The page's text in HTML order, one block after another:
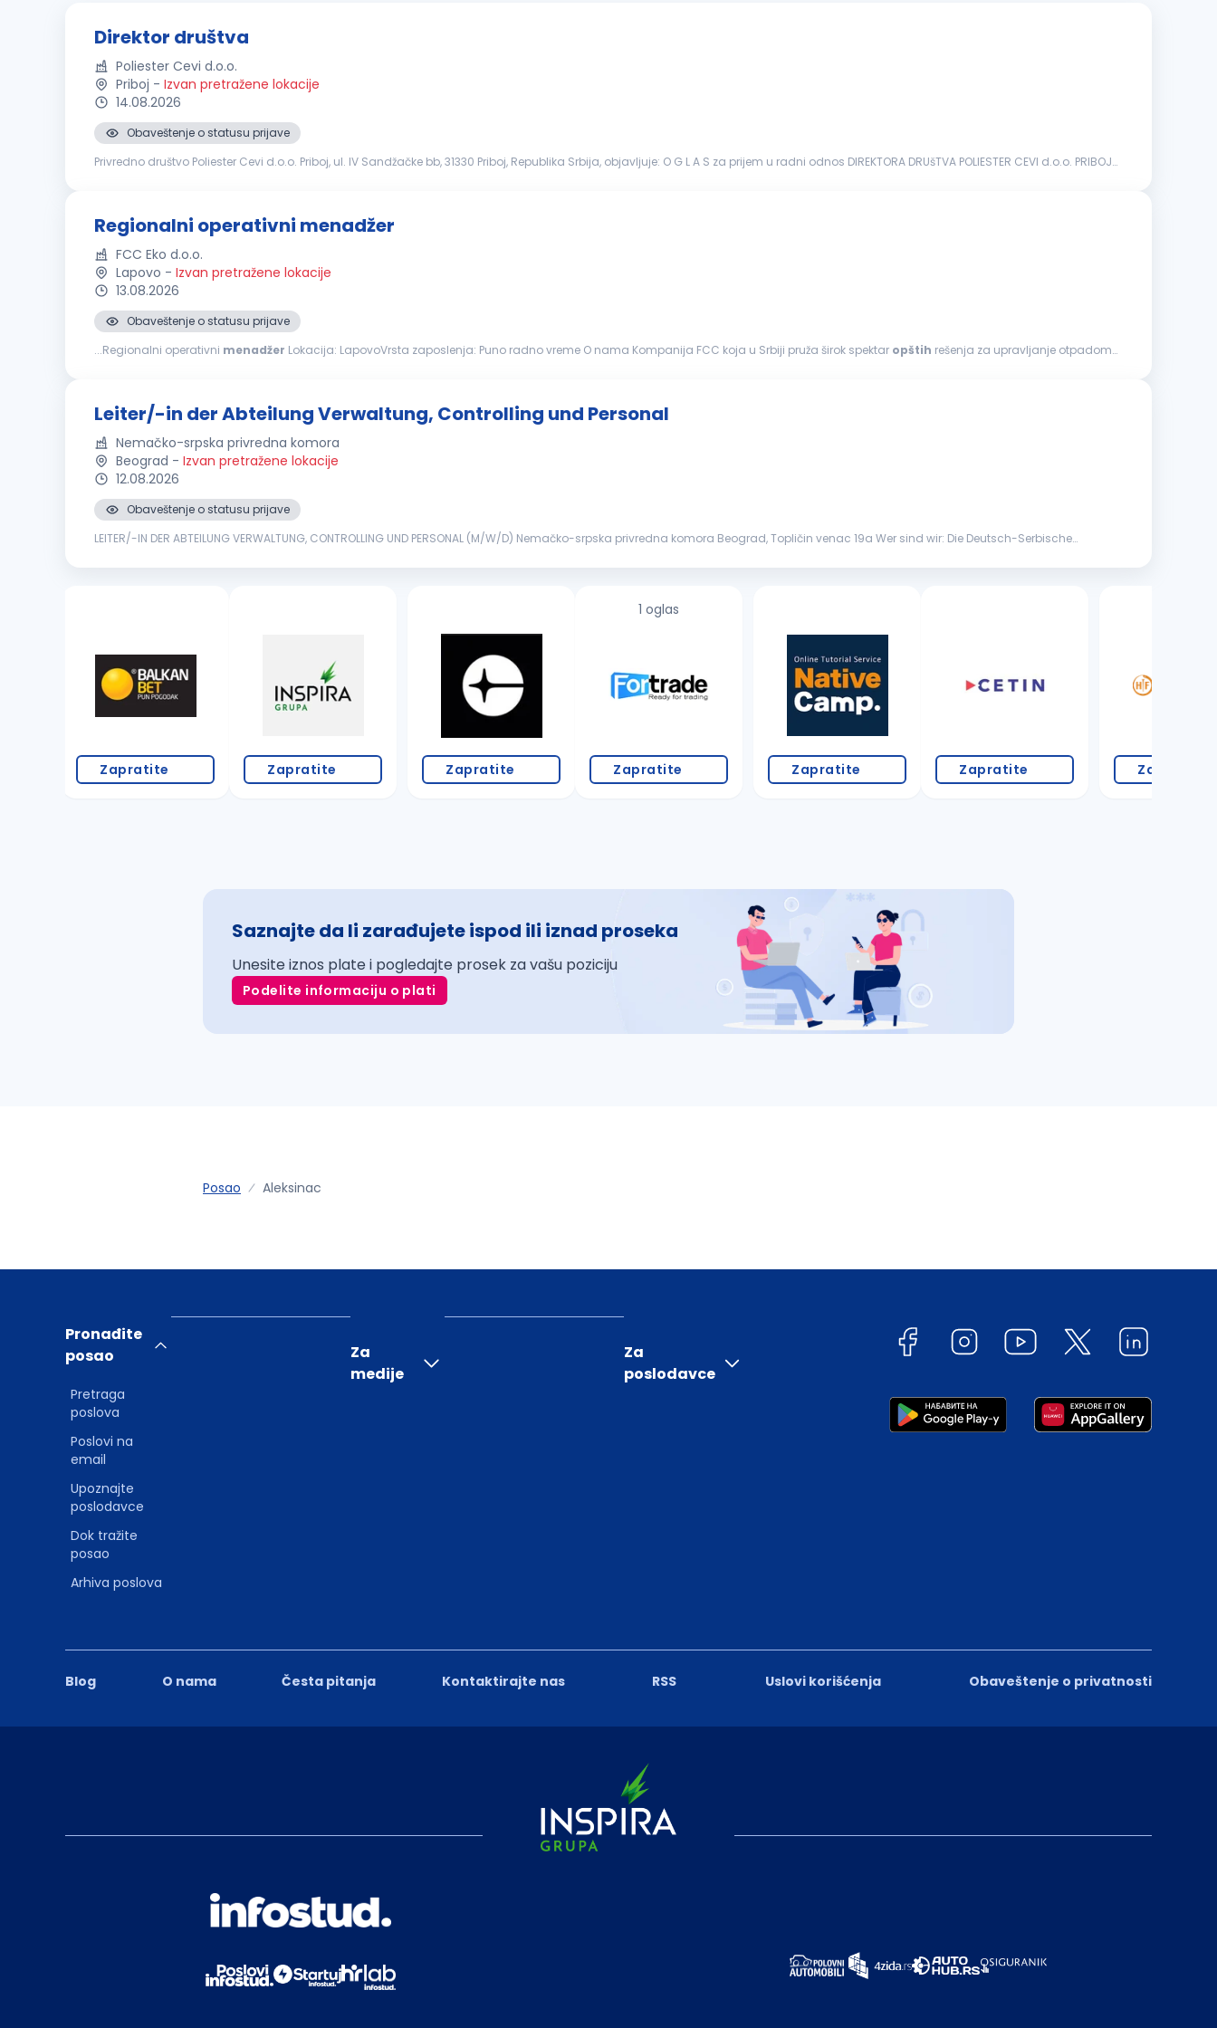
Direktor društva
Poliester Cevi d.o.o.
Priboj - Izvan pretražene lokacije
14.08.2026
Obaveštenje o statusu prijave
Privredno društvo Poliester Cevi d.o.o. Priboj, ul. IV Sandžačke bb, 31330 Priboj, Republika Srbija, objavljuje: O G L A S za prijem u radni odnos DIREKTORA DRUšTVA POLIESTER CEVI d.o.o. PRIBOJ
Regionalni operativni menadžer
FCC Eko d.o.o.
Lapovo - Izvan pretražene lokacije
13.08.2026
Obaveštenje o statusu prijave
...Regionalni operativni menadžer Lokacija: LapovoVrsta zaposlenja: Puno radno vreme O nama Kompanija FCC koja u Srbiji pruža širok spektar opštih rešenja za upravljanje otpadom
Leiter/-in der Abteilung Verwaltung, Controlling und Personal
Nemačko-srpska privredna komora
Beograd - Izvan pretražene lokacije
12.08.2026
Obaveštenje o statusu prijave
LEITER/-IN DER ABTEILUNG VERWALTUNG, CONTROLLING UND PERSONAL (M/W/D) Nemačko-srpska privredna komora Beograd, Topličin venac 19a Wer sind wir: Die Deutsch-Serbische
Zapratite Zapratite Zapratite
1 oglas
Zapratite Zapratite Zapratite Zapratite
Saznajte da li zarađujete ispod ili iznad proseka
Unesite iznos plate i pogledajte prosek za vašu poziciju
Podelite informaciju o plati
Posao Aleksinac
Blog O nama Česta pitanja Kontaktirajte nas RSS Uslovi korišćenja Obaveštenje o privatnosti
Pronađite
posao
Pretraga
poslova
Poslovi na
email
Upoznajte
poslodavce
Dok tražite
posao
Arhiva poslova
Za
medije
Za
poslodavce